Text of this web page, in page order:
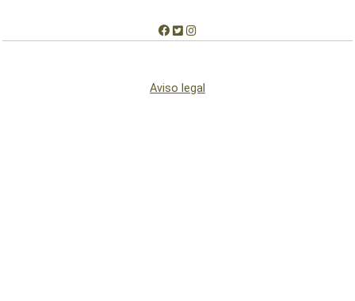
Aviso legal